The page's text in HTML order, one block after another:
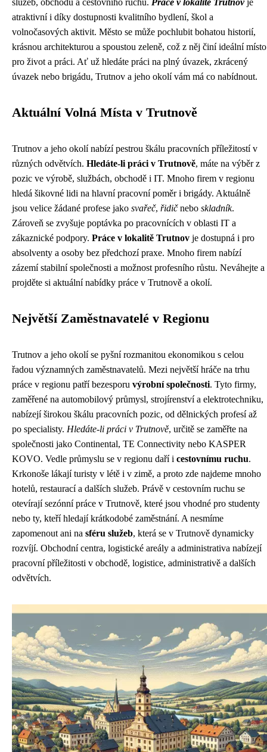
služeb, obchodu a cestovního ruchu. Práce v lokalitě Trutnovje
atraktivní i díky dostupnosti kvalitního bydlení, škol a
volnočasových aktivit. Město se může pochlubit bohatou historií,
krásnou architekturou a spoustou zeleně, což z něj činí ideální místo
pro život a práci. Ať už hledáte práci na plný úvazek, zkrácený
úvazek nebo brigádu, Trutnov a jeho okolí vám má co nabídnout.
Aktuální Volná Místa v Trutnově
Trutnov a jeho okolí nabízí pestrou škálu pracovních příležitostí v
různých odvětvích. Hledáte-li práci v Trutnově, máte na výběr z
pozic ve výrobě, službách, obchodě i IT. Mnoho firem v regionu
hledá šikovné lidi na hlavní pracovní poměr i brigády. Aktuálně
jsou velice žádané profese jako svařeč, řidičnebo skladník.
Zároveň se zvyšuje poptávka po pracovnících v oblasti IT a
zákaznické podpory. Práce v lokalitě Trutnov je dostupná i pro
absolventy a osoby bez předchozí praxe. Mnoho firem nabízí
zázemí stabilní společnosti a možnost profesního růstu. Neváhejte a
projděte si aktuální nabídky práce v Trutnově a okolí.
Největší Zaměstnavatelé v Regionu
Trutnov a jeho okolí se pyšní rozmanitou ekonomikou s celou
řadou významných zaměstnavatelů. Mezi největší hráče na trhu
práce v regionu patří bezesporu výrobní společnosti. Tyto firmy,
zaměřené na automobilový průmysl, strojírenství a elektrotechniku,
nabízejí širokou škálu pracovních pozic, od dělnických profesí až
po specialisty. Hledáte-li práci v Trutnově, určitě se zaměřte na
společnosti jako Continental, TE Connectivity nebo KASPER
KOVO. Vedle průmyslu se v regionu daří i cestovnímu ruchu.
Krkonoše lákají turisty v létě i v zimě, a proto zde najdeme mnoho
hotelů, restaurací a dalších služeb. Právě v cestovním ruchu se
otevírají sezónní práce v Trutnově, které jsou vhodné pro studenty
nebo ty, kteří hledají krátkodobé zaměstnání. A nesmíme
zapomenout ani na sféru služeb, která se v Trutnově dynamicky
rozvíjí. Obchodní centra, logistické areály a administrativa nabízejí
pracovní příležitosti v obchodě, logistice, administrativě a dalších
odvětvích.